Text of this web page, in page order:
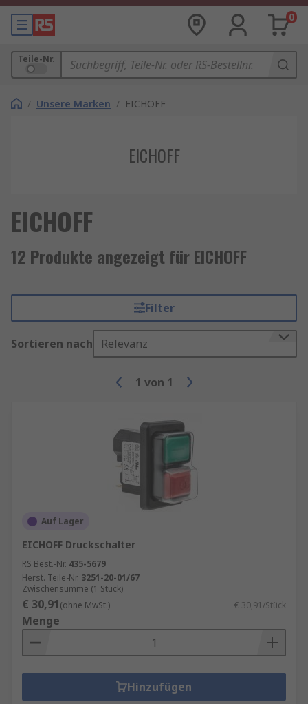
0
Teile-Nr.
/ Unsere Marken / EICHOFF
EICHOFF
EICHOFF
12 Produkte angezeigt für EICHOFF
Filter
Sortieren nach Relevanz
1 von 1
Auf Lager
EICHOFF Druckschalter
RS Best.-Nr. 435-5679
Herst. Teile-Nr. 3251-20-01/67
Zwischensumme (1 Stück)
€ 30,91(ohne MwSt.) € 30,91/Stück
Menge
Hinzufügen